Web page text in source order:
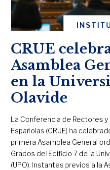
CRUE
Asamblea
en la
Olavide
La Conferencia de Rectores
Españolas (CRUE) ha
primera Asamblea General
Grados del Edificio 7 de la
(UPO). Instantes previos a la